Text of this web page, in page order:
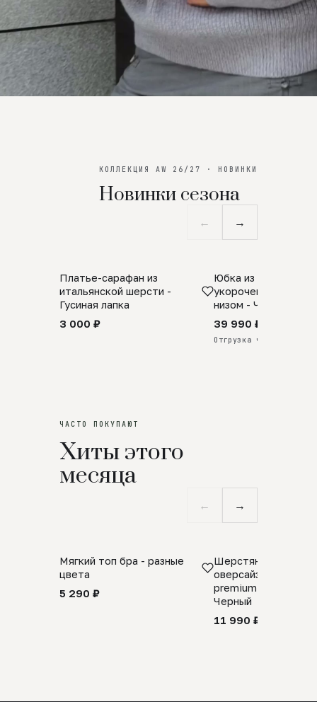
КОЛЛЕКЦИЯ AW 26/27 · НОВИНКИ
Новинки сезона
← →
SALE
Платье-сарафан из
итальянской шерсти -
Гусиная лапка
3 000 ₽
ПРЕДЗАКАЗ
Юбка из
укороченная с
низом - Черный
39 990 ₽
Отгрузка через 25 дней
ЧАСТО ПОКУПАЮТ
Хиты этого
месяца
← →
Мягкий топ бра - разные
цвета
5 290 ₽
Шерстяной свитер
оверсайз 100%
premium merino
Черный
11 990 ₽